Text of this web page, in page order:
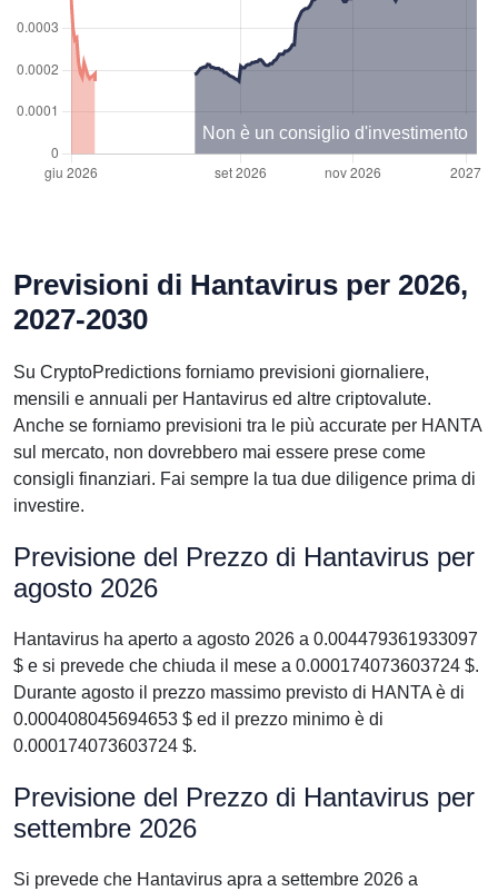
Non è un consiglio d'investimento
Previsioni di Hantavirus per 2026,
2027-2030
Su CryptoPredictions forniamo previsioni giornaliere,
mensili e annuali per Hantavirus ed altre criptovalute.
Anche se forniamo previsioni tra le più accurate per HANTA
sul mercato, non dovrebbero mai essere prese come
consigli finanziari. Fai sempre la tua due diligence prima di
investire.
Previsione del Prezzo di Hantavirus per
agosto 2026
Hantavirus ha aperto a agosto 2026 a 0.004479361933097
$ e si prevede che chiuda il mese a 0.000174073603724 $.
Durante agosto il prezzo massimo previsto di HANTA è di
0.000408045694653 $ ed il prezzo minimo è di
0.000174073603724 $.
Previsione del Prezzo di Hantavirus per
settembre 2026
Si prevede che Hantavirus apra a settembre 2026 a